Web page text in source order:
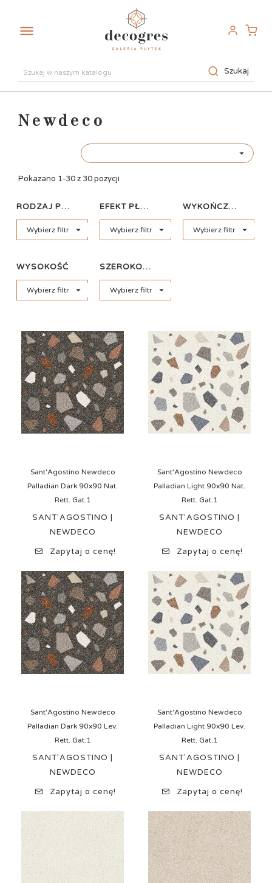

Szukaj
Newdeco

Pokazano 1-30 z 30 pozycji
RODZAJ PŁYTKI
Wybierz filtr 
EFEKT PŁYTKI
Wybierz filtr 
WYKOŃCZENIE
Wybierz filtr 
WYSOKOŚĆ
Wybierz filtr 
SZEROKOŚĆ
Wybierz filtr 
Sant'Agostino Newdeco
Palladian Dark 90x90 Nat.
Rett. Gat.1
SANT'AGOSTINO |
NEWDECO
Zapytaj o cenę!
Sant'Agostino Newdeco
Palladian Light 90x90 Nat.
Rett. Gat.1
SANT'AGOSTINO |
NEWDECO
Zapytaj o cenę!
Sant'Agostino Newdeco
Palladian Dark 90x90 Lev.
Rett. Gat.1
SANT'AGOSTINO |
NEWDECO
Zapytaj o cenę!
Sant'Agostino Newdeco
Palladian Light 90x90 Lev.
Rett. Gat.1
SANT'AGOSTINO |
NEWDECO
Zapytaj o cenę!